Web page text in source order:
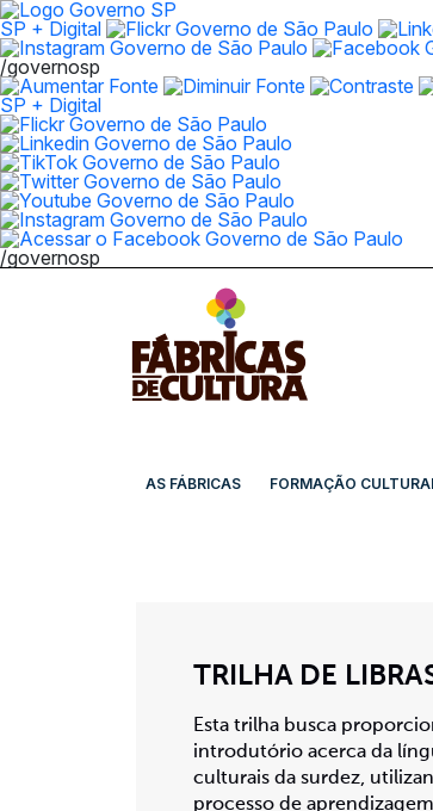
SP + Digital
/governosp
SP + Digital
/governosp
AS FÁBRICAS FORMAÇÃO
TRILHA DE
Esta trilha busca
introdutório acerca da
culturais da surdez,
processo de